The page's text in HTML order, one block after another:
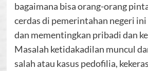
bagaimana bisa orang-orang
cerdas di pemerintahan negeri
dan mementingkan pribadi dan
Masalah ketidakadilan muncul
salah atau kasus pedofilia,